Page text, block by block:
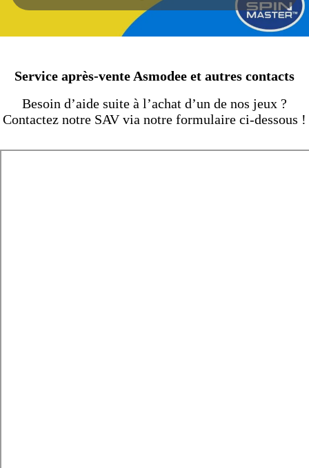
Service après-vente Asmodee et autres contacts
Besoin d’aide suite à l’achat d’un de nos jeux ?
Contactez notre SAV via notre formulaire ci-dessous !